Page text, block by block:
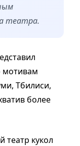
театра.
мотивам
Тбилиси,
более
театр кукол